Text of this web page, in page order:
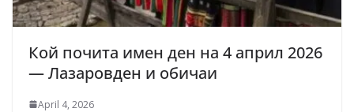
Кой почита имен ден на 4 април 2026
— Лазаровден и обичаи
April 4, 2026